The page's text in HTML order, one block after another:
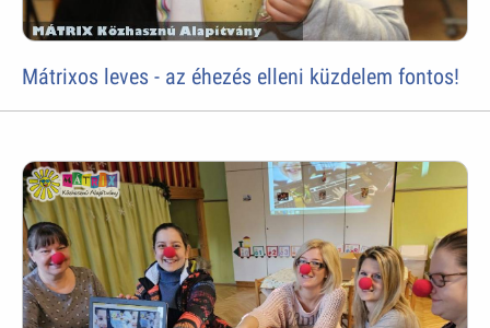
Mátrixos leves - az éhezés elleni küzdelem fontos!